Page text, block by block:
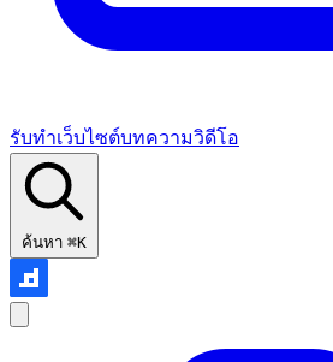
รับทำเว็บไซต์บทความวิดีโอ
ค้นหา ⌘K